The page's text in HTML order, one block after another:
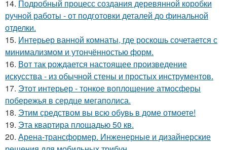
14. Подробный процесс создания деревянной коробки
ручной работы - от подготовки деталей до финальной
отделки.
15. Интерьер ванной комнаты, где роскошь сочетается с
минимализмом и утончённостью форм.
16. Вот так рождается настоящее произведение
искусства - из обычной стены и простых инструментов.
17. Этот интерьер - тонкое воплощение атмосферы
побережья в сердце мегаполиса.
18. Этим средством вы всю обувь в доме отмоете!
19. Эта квартира площадью 50 кв.
20. Арена-трансформер. Инженерные и дизайнерские